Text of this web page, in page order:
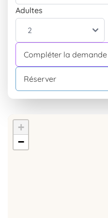
Vue sur la mer
Extérieur
Parking INCLUS
Parc INCLUS
Adultes
Compléter la demande
Réserver
+
−